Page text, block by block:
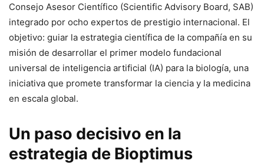
Consejo Asesor Científico (Scientific Advisory Board, SAB)
integrado por ocho expertos de prestigio internacional. El
objetivo: guiar la estrategia científica de la compañía en su
misión de desarrollar el primer modelo fundacional
universal de inteligencia artificial (IA) para la biología, una
iniciativa que promete transformar la ciencia y la medicina
en escala global.
Un paso decisivo en la
estrategia de Bioptimus